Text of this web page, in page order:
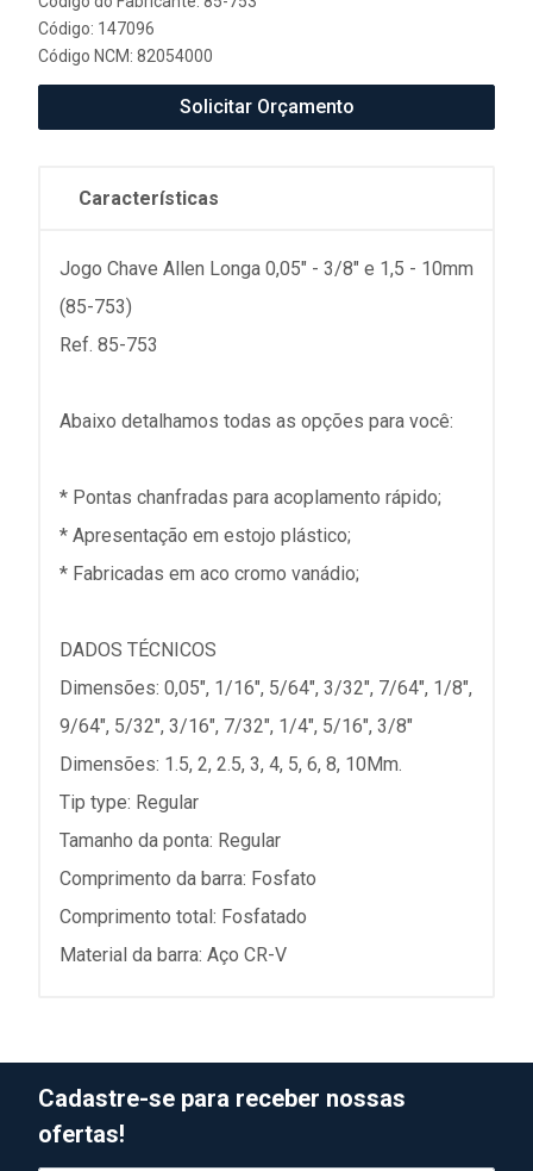
Código: 147096
Código NCM: 82054000
Solicitar Orçamento
Características
Jogo Chave Allen Longa 0,05" - 3/8" e 1,5 - 10mm
(85-753)
Ref. 85-753
Abaixo detalhamos todas as opções para você:
* Pontas chanfradas para acoplamento rápido;
* Apresentação em estojo plástico;
* Fabricadas em aco cromo vanádio;
DADOS TÉCNICOS
Dimensões: 0,05", 1/16", 5/64", 3/32", 7/64", 1/8",
9/64", 5/32", 3/16", 7/32", 1/4", 5/16", 3/8"
Dimensões: 1.5, 2, 2.5, 3, 4, 5, 6, 8, 10Mm.
Tip type: Regular
Tamanho da ponta: Regular
Comprimento da barra: Fosfato
Comprimento total: Fosfatado
Material da barra: Aço CR-V
Cadastre-se para receber nossas
ofertas!